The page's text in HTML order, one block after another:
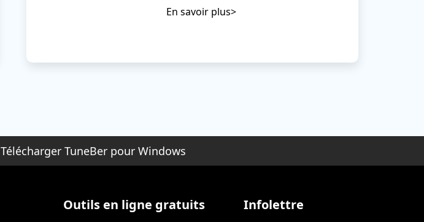
En savoir plus>
Télécharger TuneBer pour Windows
Outils en ligne gratuits Infolettre